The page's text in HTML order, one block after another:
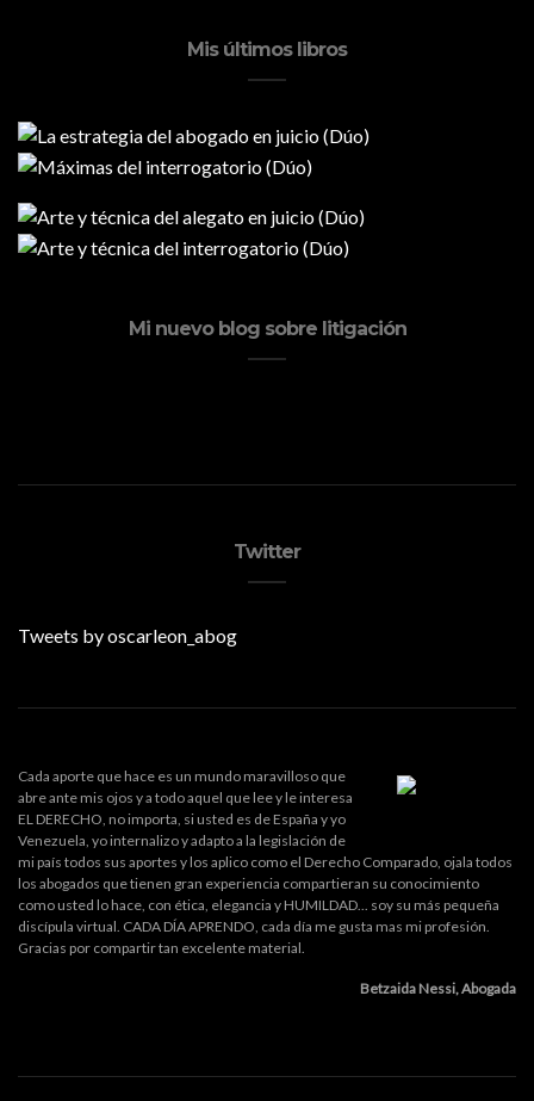
Mis últimos libros
Mi nuevo blog sobre litigación
Twitter
Tweets by oscarleon_abog
Cada aporte que hace es un mundo maravilloso que
abre ante mis ojos y a todo aquel que lee y le interesa
EL DERECHO, no importa, si usted es de España y yo
Venezuela, yo internalizo y adapto a la legislación de
mi país todos sus aportes y los aplico como el Derecho Comparado, ojala todos
los abogados que tienen gran experiencia compartieran su conocimiento
como usted lo hace, con ética, elegancia y HUMILDAD... soy su más pequeña
discípula virtual. CADA DÍA APRENDO, cada día me gusta mas mi profesión.
Gracias por compartir tan excelente material.
Betzaida Nessi, Abogada